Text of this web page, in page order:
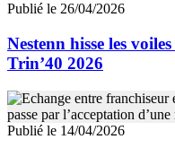
Publié le 26/04/2026
Nestenn hisse les
Trin’40 2026
Publié le 14/04/2026